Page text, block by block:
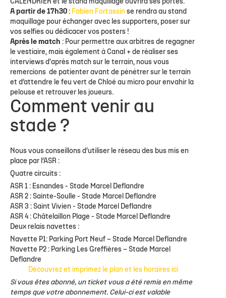
CALENDRIER et le stand maquillage ouvrira ses portes.
A partir de 17h30 : Fabien Fortassin se rendra au stand
maquillage pour échanger avec les supporters, poser sur
vos selfies ou dédicacer vos posters !
Après le match : Pour permettre aux arbitres de regagner
le vestiaire, mais également à Canal + de réaliser ses
interviews d'après match sur le terrain, nous vous
remercions de patienter avant de pénétrer sur le terrain
et d’attendre le feu vert de Chloé au micro pour envahir la
pelouse et retrouver les joueurs.
Comment venir au
stade ?
Nous vous conseillons d’utiliser le réseau des bus mis en
place par l’ASR :
Quatre circuits :
ASR 1 : Esnandes - Stade Marcel Deflandre
ASR 2 : Sainte-Soulle - Stade Marcel Deflandre
ASR 3 : Saint Vivien - Stade Marcel Deflandre
ASR 4 : Châtelaillon Plage - Stade Marcel Deflandre
Deux relais navettes :
Navette P1: Parking Port Neuf – Stade Marcel Deflandre
Navette P2 : Parking Les Greffières – Stade Marcel
Deflandre
Découvrez et imprimez le plan et les horaires ici
Si vous êtes abonné, un ticket vous a été remis en même
temps que votre abonnement. Celui-ci est valable